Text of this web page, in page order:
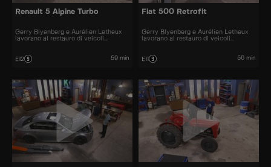
Renault 5 Alpine Turbo
Gerry Blyenberg e Aurélien Letheux
lavorano al restauro di veicoli
E12 59 min
Fiat 500 Retrofit
Gerry Blyenberg e Aurélien Letheux
lavorano al restauro di veicoli
E11 56 min